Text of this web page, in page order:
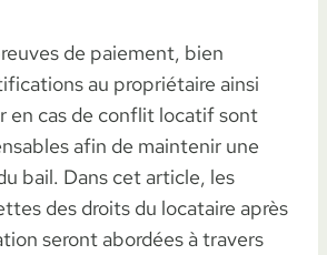
de paiement, bien
au propriétaire ainsi
en cas de conflit locatif sont
afin de maintenir une
bail. Dans cet article, les
des droits du locataire après
seront abordées à travers